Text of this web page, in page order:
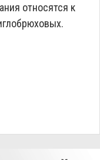
относятся к